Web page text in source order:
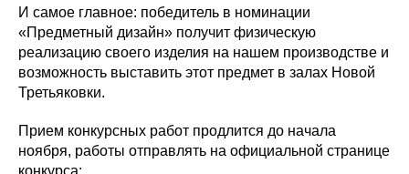
И самое главное: победитель в номинации
«Предметный дизайн» получит физическую
реализацию своего изделия на нашем производстве и
возможность выставить этот предмет в залах Новой
Третьяковки.
Прием конкурсных работ продлится до начала
ноября, работы отправлять на официальной странице
конкурса: